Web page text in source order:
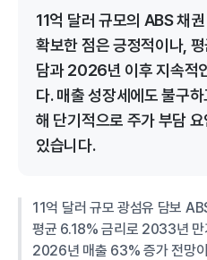
11억 달러 규모의 ABS 채
확보한 점은 긍정적이나,
담과 2026년 이후 지속적
다. 매출 성장세에도 불구
해 단기적으로 주가 부담
있습니다.
11억 달러 규모 광섬유 담보
평균 6.18% 금리로 2033년 만
2026년 매출 63% 증가 전망